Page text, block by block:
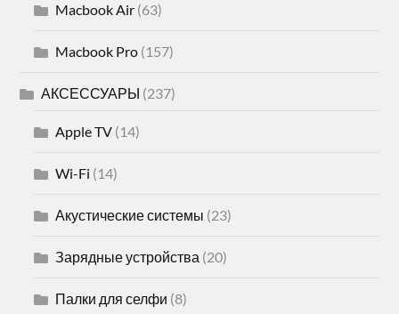
Macbook Air (63)
Macbook Pro (157)
АКСЕССУАРЫ (237)
Apple TV (14)
Wi-Fi (14)
Акустические системы (23)
Зарядные устройства (20)
Палки для селфи (8)